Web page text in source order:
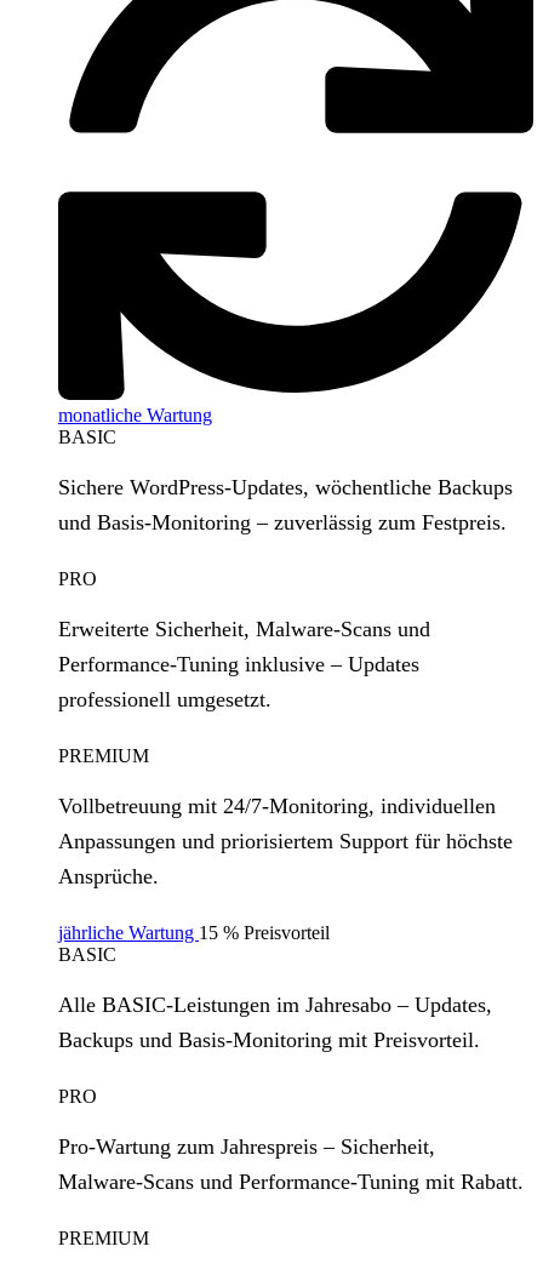
monatliche Wartung
BASIC
Sichere WordPress‑Updates, wöchentliche Backups
und Basis‑Monitoring – zuverlässig zum Festpreis.
PRO
Erweiterte Sicherheit, Malware‑Scans und
Performance‑Tuning inklusive – Updates
professionell umgesetzt.
PREMIUM
Vollbetreuung mit 24/7‑Monitoring, individuellen
Anpassungen und priorisiertem Support für höchste
Ansprüche.
jährliche Wartung 15 % Preisvorteil
BASIC
Alle BASIC‑Leistungen im Jahresabo – Updates,
Backups und Basis‑Monitoring mit Preisvorteil.
PRO
Pro‑Wartung zum Jahrespreis – Sicherheit,
Malware‑Scans und Performance‑Tuning mit Rabatt.
PREMIUM